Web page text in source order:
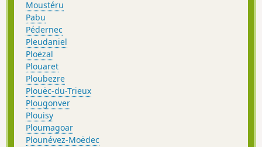
Moustéru
Pabu
Pédernec
Pleudaniel
Ploëzal
Plouaret
Ploubezre
Plouëc-du-Trieux
Plougonver
Plouisy
Ploumagoar
Plounévez-Moëdec